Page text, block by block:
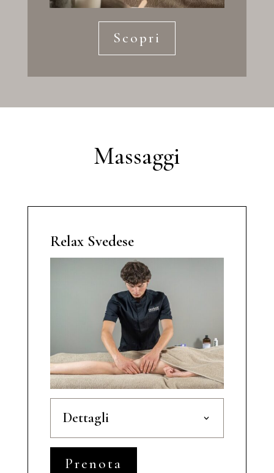
Scopri
Massaggi
Relax Svedese
Dettagli
Prenota